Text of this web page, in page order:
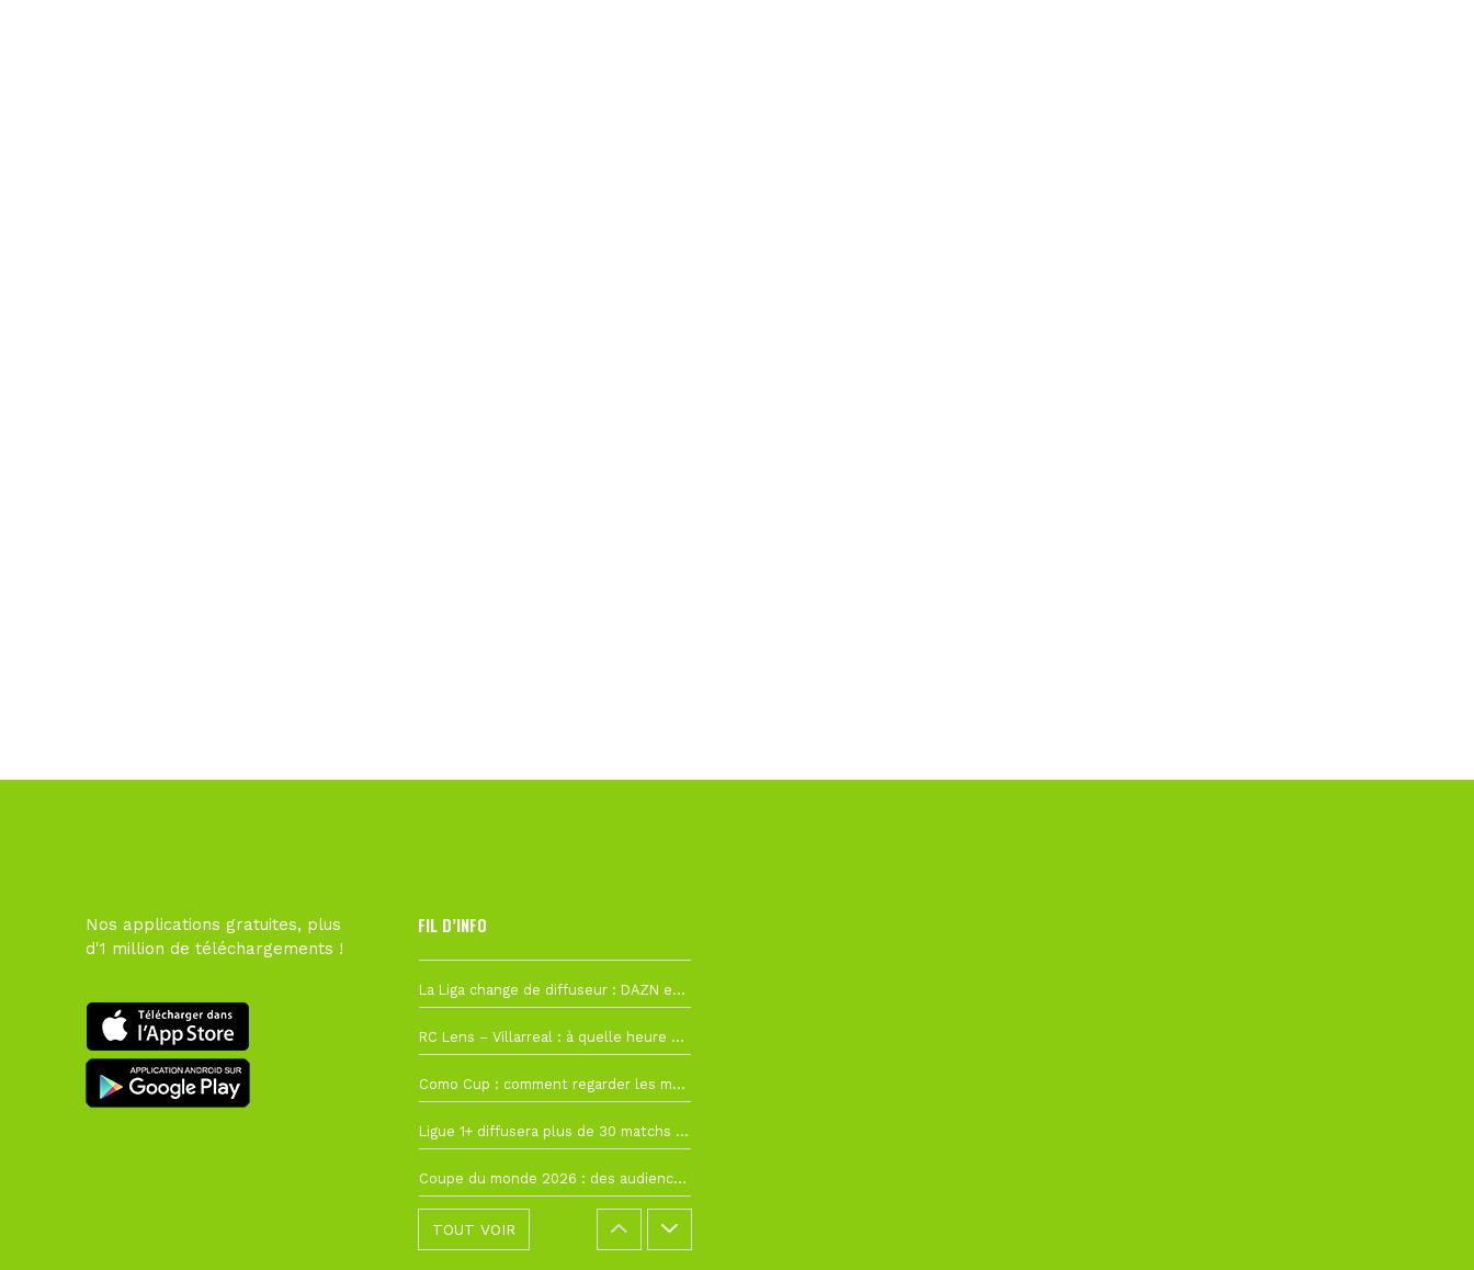
Nos applications gratuites, plus
d'1 million de téléchargements !
FIL D’INFO
La Liga change de diffuseur : DAZN et Disney+ remplacent beIN Sports !
RC Lens – Villarreal : à quelle heure et sur quelle chaîne voir la finale de la Como Cup ?
Como Cup : comment regarder les matchs du RC Lens en direct ?
Ligue 1+ diffusera plus de 30 matchs amicaux avant la reprise de la Ligue 1
Coupe du monde 2026 : des audiences record, mais M6 devrait perdre très gros !
TOUT VOIR